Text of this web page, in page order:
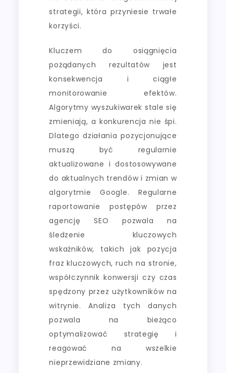
strategii, która przyniesie trwałe
korzyści.
Kluczem do osiągnięcia
pożądanych rezultatów jest
konsekwencja i ciągłe
monitorowanie efektów.
Algorytmy wyszukiwarek stale się
zmieniają, a konkurencja nie śpi.
Dlatego działania pozycjonujące
muszą być regularnie
aktualizowane i dostosowywane
do aktualnych trendów i zmian w
algorytmie Google. Regularne
raportowanie postępów przez
agencję SEO pozwala na
śledzenie kluczowych
wskaźników, takich jak pozycja
fraz kluczowych, ruch na stronie,
współczynnik konwersji czy czas
spędzony przez użytkowników na
witrynie. Analiza tych danych
pozwala na bieżąco
optymalizować strategię i
reagować na wszelkie
nieprzewidziane zmiany.